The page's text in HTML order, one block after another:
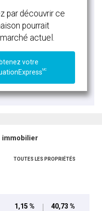
par découvrir ce
pourrait
actuel.
votre
MC
immobilier
TOUTES LES PROPRIÉTÉS
1,15 % 40,73 %